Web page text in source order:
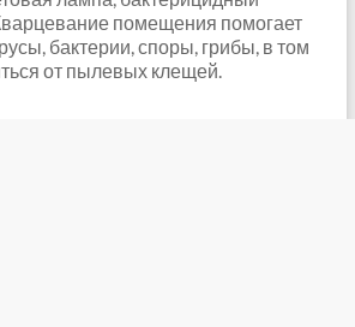
помещения помогает
бактерии, споры, грибы, в том
от пылевых клещей.